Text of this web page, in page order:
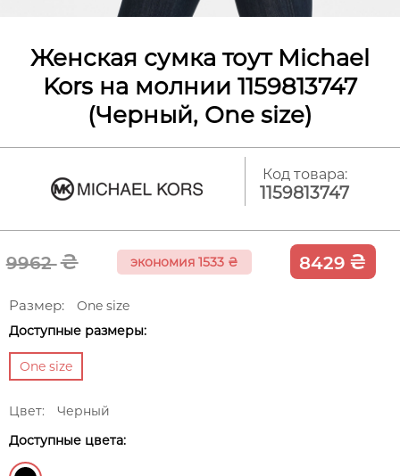
Женская сумка тоут Michael
Kors на молнии 1159813747
(Черный, One size)
Код товара:
1159813747
9962₴ экономия 1533 ₴ 8429 ₴
Размер:
One size
Доступные размеры:
One size
Цвет:
Черный
Доступные цвета: